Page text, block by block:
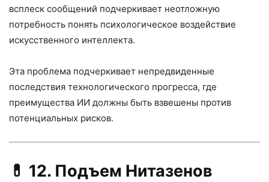
всплеск сообщений подчеркивает неотложную
потребность понять психологическое воздействие
искусственного интеллекта.
Эта проблема подчеркивает непредвиденные
последствия технологического прогресса, где
преимущества ИИ должны быть взвешены против
потенциальных рисков.
💊 12. Подъем Нитазенов